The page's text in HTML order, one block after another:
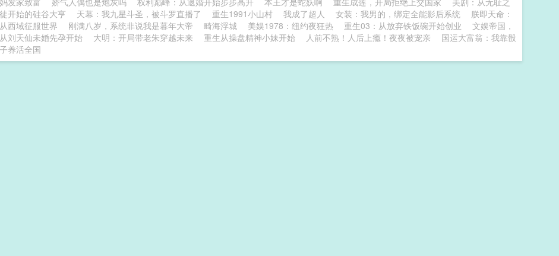
徒开始的硅谷大亨
天幕：我九星斗圣，被斗罗直播了 重生1991小山村 我成了超人 女装：我男的，绑定全能影后系统
朕即天命：
从西域征服世界
刚满八岁，系统非说我是暮年大帝 畸海浮城 美娱1978：纽约夜狂热 重生03：从放弃铁饭碗开始创业
文娱帝国，
从刘天仙未婚先孕开始
大明：开局带老朱穿越未来 重生从操盘精神小妹开始 人前不熟！人后上瘾！夜夜被宠亲
国运大富翁：我靠骰
子养活全国